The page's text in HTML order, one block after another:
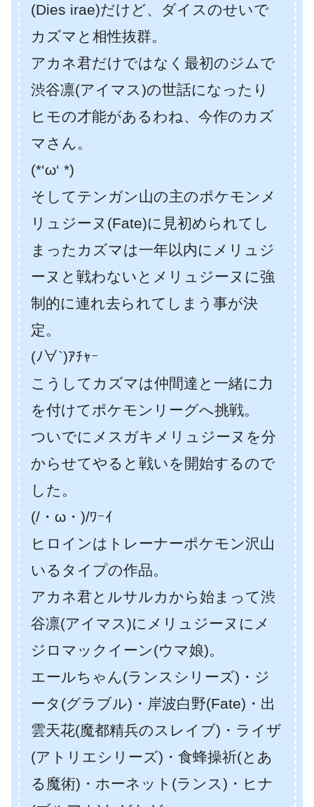
(Dies irae)だけど、ダイスのせいで
カズマと相性抜群。
アカネ君だけではなく最初のジムで
渋谷凛(アイマス)の世話になったり
ヒモの才能があるわね、今作のカズ
マさん。
(*‘ω‘ *)
そしてテンガン山の主のポケモンメ
リュジーヌ(Fate)に見初められてし
まったカズマは一年以内にメリュジ
ーヌと戦わないとメリュジーヌに強
制的に連れ去られてしまう事が決
定。
(ﾉ∀`)ｱﾁｬｰ
こうしてカズマは仲間達と一緒に力
を付けてポケモンリーグへ挑戦。
ついでにメスガキメリュジーヌを分
からせてやると戦いを開始するので
した。
(/・ω・)/ﾜｰｲ
ヒロインはトレーナーポケモン沢山
いるタイプの作品。
アカネ君とルサルカから始まって渋
谷凛(アイマス)にメリュジーヌにメ
ジロマックイーン(ウマ娘)。
エールちゃん(ランスシリーズ)・ジ
ータ(グラブル)・岸波白野(Fate)・出
雲天花(魔都精兵のスレイブ)・ライザ
(アトリエシリーズ)・食蜂操祈(とあ
る魔術)・ホーネット(ランス)・ヒナ